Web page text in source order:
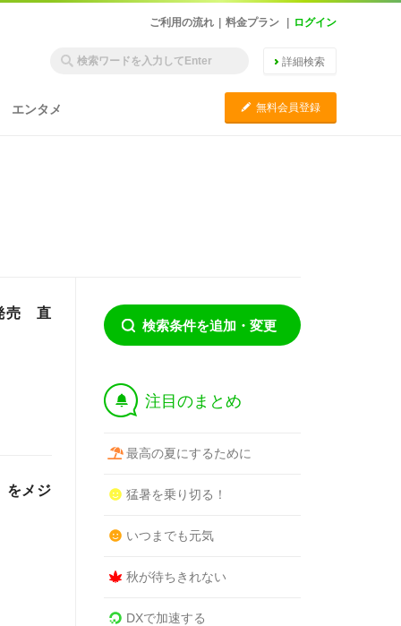
ご利用の流れ 料金プラン ログイン
詳細検索
エンタメ C 無料会員登録
売 直
をメジ
検索条件を追加・変更
† 注目のまとめ
最高の夏にするために
猛暑を乗り切る！
いつまでも元気
秋が待ちきれない
DXで加速する